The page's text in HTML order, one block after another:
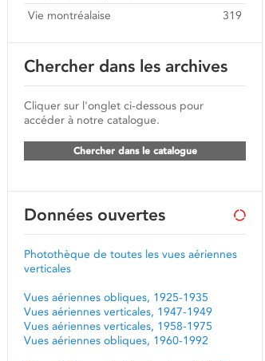
Vie montréalaise
319
Chercher dans les archives
Cliquer sur l'onglet ci-dessous pour
accéder à notre catalogue.
Chercher dans le catalogue
Données ouvertes
Photothèque de toutes les vues aériennes
verticales
Vues aériennes obliques, 1925-1935
Vues aériennes verticales, 1947-1949
Vues aériennes verticales, 1958-1975
Vues aériennes obliques, 1960-1992